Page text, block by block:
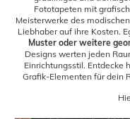
Fototapeten mit
Meisterwerke des
Liebhaber auf ihre Kosten.
Muster oder weitere
Designs werten jeden
Einrichtungsstil. Entdecke
Grafik-Elementen für dein